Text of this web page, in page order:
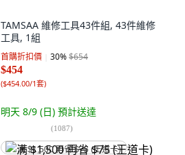
TAMSAA 維修工具43件組, 43件維修
工具, 1組
首購折扣價 30%$654
$454
($454.00/1套)
明天 8/9 (日) 預計送達
(1087)
满 $1,500 再省 $75 (王道卡)